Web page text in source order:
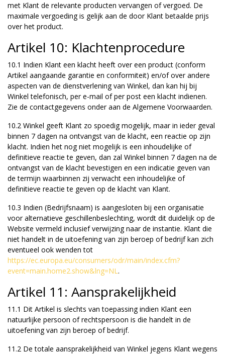
met Klant de relevante producten vervangen of vergoed. De
maximale vergoeding is gelijk aan de door Klant betaalde prijs
over het product.
Artikel 10: Klachtenprocedure
10.1 Indien Klant een klacht heeft over een product (conform
Artikel aangaande garantie en conformiteit) en/of over andere
aspecten van de dienstverlening van Winkel, dan kan hij bij
Winkel telefonisch, per e-mail of per post een klacht indienen.
Zie de contactgegevens onder aan de Algemene Voorwaarden.
10.2 Winkel geeft Klant zo spoedig mogelijk, maar in ieder geval
binnen 7 dagen na ontvangst van de klacht, een reactie op zijn
klacht. Indien het nog niet mogelijk is een inhoudelijke of
definitieve reactie te geven, dan zal Winkel binnen 7 dagen na de
ontvangst van de klacht bevestigen en een indicatie geven van
de termijn waarbinnen zij verwacht een inhoudelijke of
definitieve reactie te geven op de klacht van Klant.
10.3 Indien (Bedrijfsnaam) is aangesloten bij een organisatie
voor alternatieve geschillenbeslechting, wordt dit duidelijk op de
Website vermeld inclusief verwijzing naar de instantie. Klant die
niet handelt in de uitoefening van zijn beroep of bedrijf kan zich
eventueel ook wenden tot
https://ec.europa.eu/consumers/odr/main/index.cfm?
event=main.home2.show&lng=NL.
Artikel 11: Aansprakelijkheid
11.1 Dit Artikel is slechts van toepassing indien Klant een
natuurlijke persoon of rechtspersoon is die handelt in de
uitoefening van zijn beroep of bedrijf.
11.2 De totale aansprakelijkheid van Winkel jegens Klant wegens